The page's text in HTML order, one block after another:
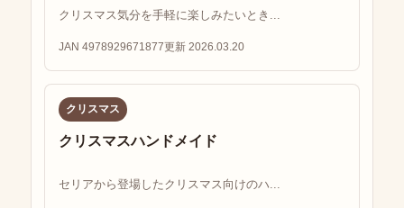
クリスマス気分を手軽に楽しみたいとき...
JAN 4978929671877更新 2026.03.20
クリスマス
クリスマスハンドメイド
セリアから登場したクリスマス向けのハ...